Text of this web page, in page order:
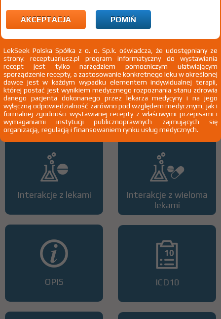
2)
Wszystkie dawki leku
Interakcje z lekami
OPIS
ATC
Interakcje z wieloma
lekami
ICD10
AKCEPTACJA POMIŃ
LekSeek Polska Spółka z o. o. Sp.k. oświadcza, że udostępniany ze
strony: receptuariusz.pl program informatyczny do wystawiania
recept jest tylko narzędziem pomocniczym ułatwiającym
sporządzenie recepty, a zastosowanie konkretnego leku w określonej
dawce jest w każdym wypadku elementem indywidualnej terapii,
której postać jest wynikiem medycznego rozpoznania stanu zdrowia
danego pacjenta dokonanego przez lekarza medycyny i na jego
wyłączną odpowiedzialność zarówno pod względem medycznym, jak i
formalnej zgodności wystawianej recepty z właściwymi przepisami i
wymaganiami instytucji publicznoprawnych zajmujących się
organizacją, regulacją i finansowaniem rynku usług medycznych.